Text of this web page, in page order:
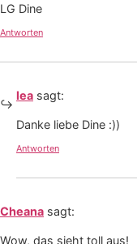
LG Dine
Antworten
lea sagt:
Danke liebe Dine :))
Antworten
Cheana sagt:
Wow, das sieht toll aus!